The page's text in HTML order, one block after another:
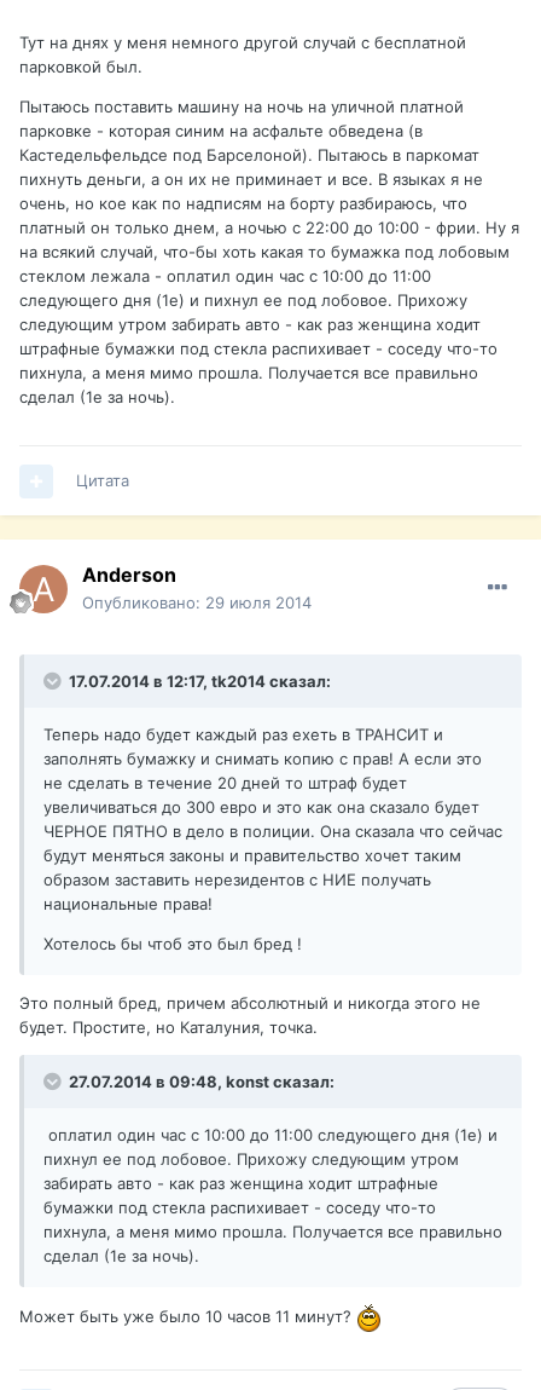
Тут на днях у меня немного другой случай с бесплатной
парковкой был.
Пытаюсь поставить машину на ночь на уличной платной
парковке - которая синим на асфальте обведена (в
Кастедельфельдсе под Барселоной). Пытаюсь в паркомат
пихнуть деньги, а он их не приминает и все. В языках я не
очень, но кое как по надписям на борту разбираюсь, что
платный он только днем, а ночью с 22:00 до 10:00 - фрии. Ну я
на всякий случай, что-бы хоть какая то бумажка под лобовым
стеклом лежала - оплатил один час с 10:00 до 11:00
следующего дня (1е) и пихнул ее под лобовое. Прихожу
следующим утром забирать авто - как раз женщина ходит
штрафные бумажки под стекла распихивает - соседу что-то
пихнула, а меня мимо прошла. Получается все правильно
сделал (1е за ночь).
Цитата
Anderson
Опубликовано: 29 июля 2014
17.07.2014 в 12:17, tk2014 сказал:
Теперь надо будет каждый раз ехеть в ТРАНСИТ и
заполнять бумажку и снимать копию с прав! А если это
не сделать в течение 20 дней то штраф будет
увеличиваться до 300 евро и это как она сказало будет
ЧЕРНОЕ ПЯТНО в дело в полиции. Она сказала что сейчас
будут меняться законы и правительство хочет таким
образом заставить нерезидентов с НИЕ получать
национальные права!
Хотелось бы чтоб это был бред !
Это полный бред, причем абсолютный и никогда этого не
будет. Простите, но Каталуния, точка.
27.07.2014 в 09:48, konst сказал:
оплатил один час с 10:00 до 11:00 следующего дня (1е) и
пихнул ее под лобовое. Прихожу следующим утром
забирать авто - как раз женщина ходит штрафные
бумажки под стекла распихивает - соседу что-то
пихнула, а меня мимо прошла. Получается все правильно
сделал (1е за ночь).
Может быть уже было 10 часов 11 минут?